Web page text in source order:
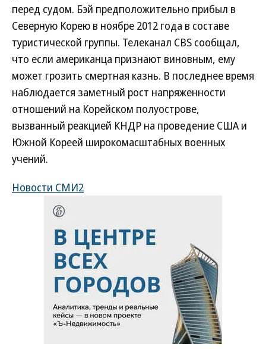
перед судом. Бэй предположительно прибыл в
Северную Корею в ноябре 2012 года в составе
туристической группы. Телеканал CBS сообщал,
что если американца признают виновным, ему
может грозить смертная казнь. В последнее время
наблюдается заметный рост напряженности
отношений на Корейском полуострове,
вызванный реакцией КНДР на проведение США и
Южной Кореей широкомасштабных военных
учений.
Новости СМИ2